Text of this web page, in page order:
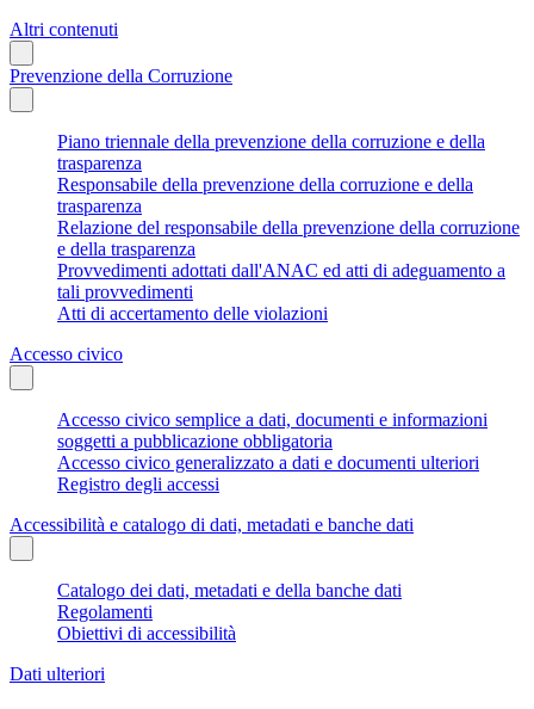
Altri contenuti
Prevenzione della Corruzione
Piano triennale della prevenzione della corruzione e della
trasparenza
Responsabile della prevenzione della corruzione e della
trasparenza
Relazione del responsabile della prevenzione della corruzione
e della trasparenza
Provvedimenti adottati dall'ANAC ed atti di adeguamento a
tali provvedimenti
Atti di accertamento delle violazioni
Accesso civico
Accesso civico semplice a dati, documenti e informazioni
soggetti a pubblicazione obbligatoria
Accesso civico generalizzato a dati e documenti ulteriori
Registro degli accessi
Accessibilità e catalogo di dati, metadati e banche dati
Catalogo dei dati, metadati e della banche dati
Regolamenti
Obiettivi di accessibilità
Dati ulteriori